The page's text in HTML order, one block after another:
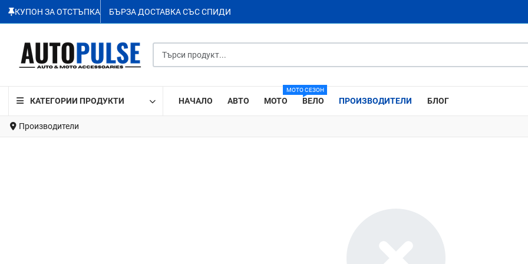
КУПОН ЗА ОТСТЪПКА БЪРЗА ДОСТАВКА СЪС СПИДИ
КАТЕГОРИИ ПРОДУКТИ НАЧАЛО АВТО МОТО
МОТО СЕЗОН
ВЕЛО ПРОИЗВОДИТЕЛИ БЛОГ
Производители